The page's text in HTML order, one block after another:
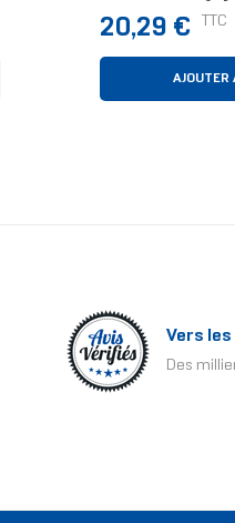
Gris 1 Pièce(s)
Prix
20,29 € TTC
AJOUTER
Vers
Des